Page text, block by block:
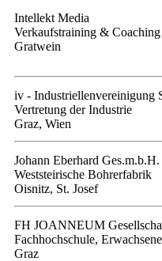
Intellekt Media
Verkaufstraining &
Gratwein
iv - Industriellenvereinigung
Vertretung der Industrie
Graz, Wien
Johann Eberhard Ges.m.b.H.
Weststeirische Bohrerfabrik
Oisnitz, St. Josef
FH JOANNEUM
Fachhochschule,
Graz